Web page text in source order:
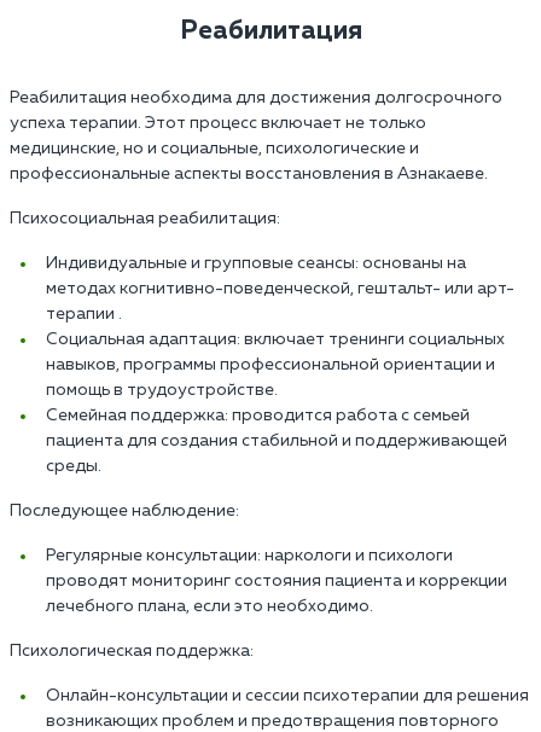
Реабилитация
Реабилитация необходима для достижения долгосрочного
успеха терапии. Этот процесс включает не только
медицинские, но и социальные, психологические и
профессиональные аспекты восстановления в Азнакаеве.
Психосоциальная реабилитация:
Индивидуальные и групповые сеансы: основаны на
методах когнитивно-поведенческой, гештальт- или арт-
терапии .
Социальная адаптация: включает тренинги социальных
навыков, программы профессиональной ориентации и
помощь в трудоустройстве.
Семейная поддержка: проводится работа с семьей
пациента для создания стабильной и поддерживающей
среды.
Последующее наблюдение:
Регулярные консультации: наркологи и психологи
проводят мониторинг состояния пациента и коррекции
лечебного плана, если это необходимо.
Психологическая поддержка:
Онлайн-консультации и сессии психотерапии для решения
возникающих проблем и предотвращения повторного